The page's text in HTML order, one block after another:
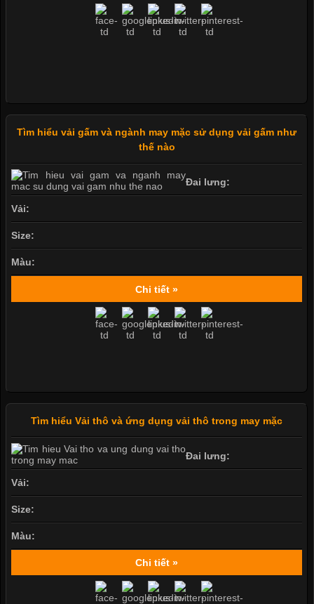
Tìm hiểu vải gấm và ngành may mặc sử dụng vải gấm như
thế nào
Đai lưng:
Vải:
Size:
Màu:
Chi tiết »
Tìm hiểu Vải thô và ứng dụng vải thô trong may mặc
Đai lưng:
Vải:
Size:
Màu:
Chi tiết »